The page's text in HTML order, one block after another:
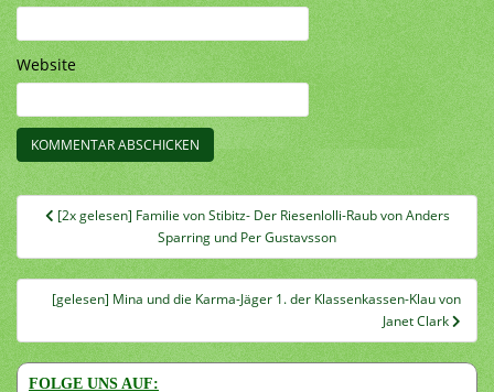
Website
Beitragsnavigation
[2x gelesen] Familie von Stibitz- Der Riesenlolli-Raub von Anders
Sparring und Per Gustavsson
[gelesen] Mina und die Karma-Jäger 1. der Klassenkassen-Klau von
Janet Clark
FOLGE UNS AUF: